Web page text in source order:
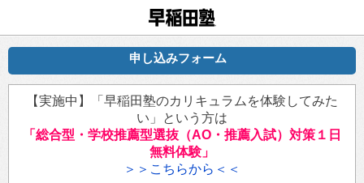
申し込みフォーム
【実施中】「早稲田塾のカリキュラムを体験してみた
い」という方は
「総合型・学校推薦型選抜（AO・推薦入試）対策１日
無料体験」
＞＞こちらから＜＜